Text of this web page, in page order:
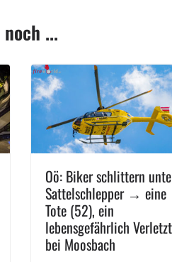
...
Oö: Biker schlittern
Sattelschlepper → eine
Tote (52), ein
lebensgefährlich
bei Moosbach